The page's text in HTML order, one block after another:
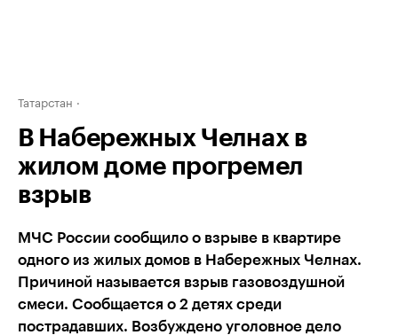
Татарстан
В Набережных Челнах в
жилом доме прогремел
взрыв
МЧС России сообщило о взрыве в квартире
одного из жилых домов в Набережных Челнах.
Причиной называется взрыв газовоздушной
смеси. Сообщается о 2 детях среди
пострадавших. Возбуждено уголовное дело